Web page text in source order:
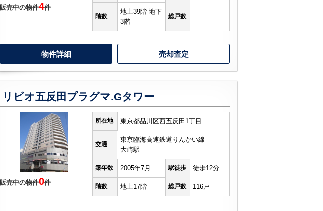
販売中の物件4件
階数
地上39階 地下
3階
総戸数
物件詳細 売却査定
リビオ五反田プラグマ.Gタワー
販売中の物件0件
所在地 東京都品川区西五反田1丁目
交通
東京臨海高速鉄道りんかい線
大崎駅
築年数 2005年7月 駅徒歩 徒歩12分
階数 地上17階 総戸数 116戸